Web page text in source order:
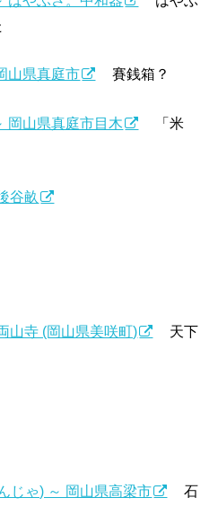
山県真庭市 賽銭箱？
岡山県真庭市目木
「米
谷畝
山寺 (岡山県美咲町)
天下
じゃ) ～ 岡山県高梁市
石